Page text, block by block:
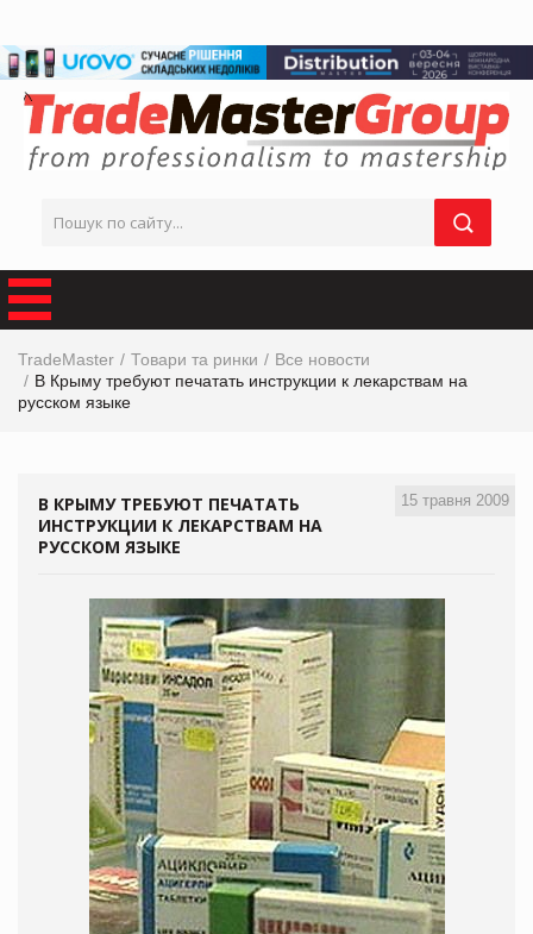
TradeMaster Товари та ринки
Все новости
В Крыму требуют печатать инструкции к лекарствам на
русском языке
15 травня 2009
В КРЫМУ ТРЕБУЮТ ПЕЧАТАТЬ
ИНСТРУКЦИИ К ЛЕКАРСТВАМ НА
РУССКОМ ЯЗЫКЕ